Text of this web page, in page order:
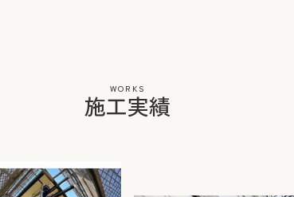
WORKS
施工実績